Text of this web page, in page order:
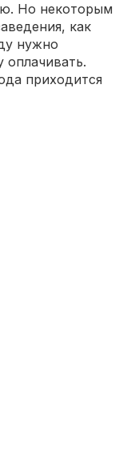
Но некоторым
как
нужно
оплачивать.
приходится